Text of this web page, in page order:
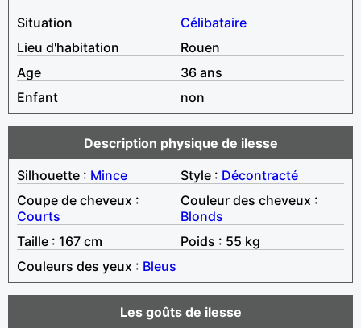
Situation
Célibataire
Lieu d'habitation
Rouen
Age
36 ans
Enfant
non
Description physique de ilesse
Silhouette : Mince Style : Décontracté
Coupe de cheveux :
Courts
Couleur des cheveux :
Blonds
Taille : 167 cm
Poids : 55 kg
Couleurs des yeux : Bleus
Les goûts de ilesse